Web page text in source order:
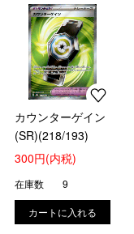
カウンターゲイン
(SR)(218/193)
300円(内税)
在庫数 9